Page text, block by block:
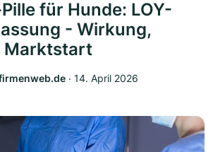
für Hunde: LOY-
- Wirkung,
Marktstart
‧ 14. April 2026